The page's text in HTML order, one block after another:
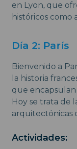
en Lyon, que
históricos como
Día 2: París
Bienvenido a
la historia
que
Hoy se trata de
arquitectónicas
Actividades: